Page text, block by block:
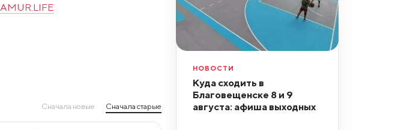
AMUR.LIFE
Сначала новые Сначала старые
НОВОСТИ
Куда сходить в
Благовещенске 8 и 9
августа: афиша выходных